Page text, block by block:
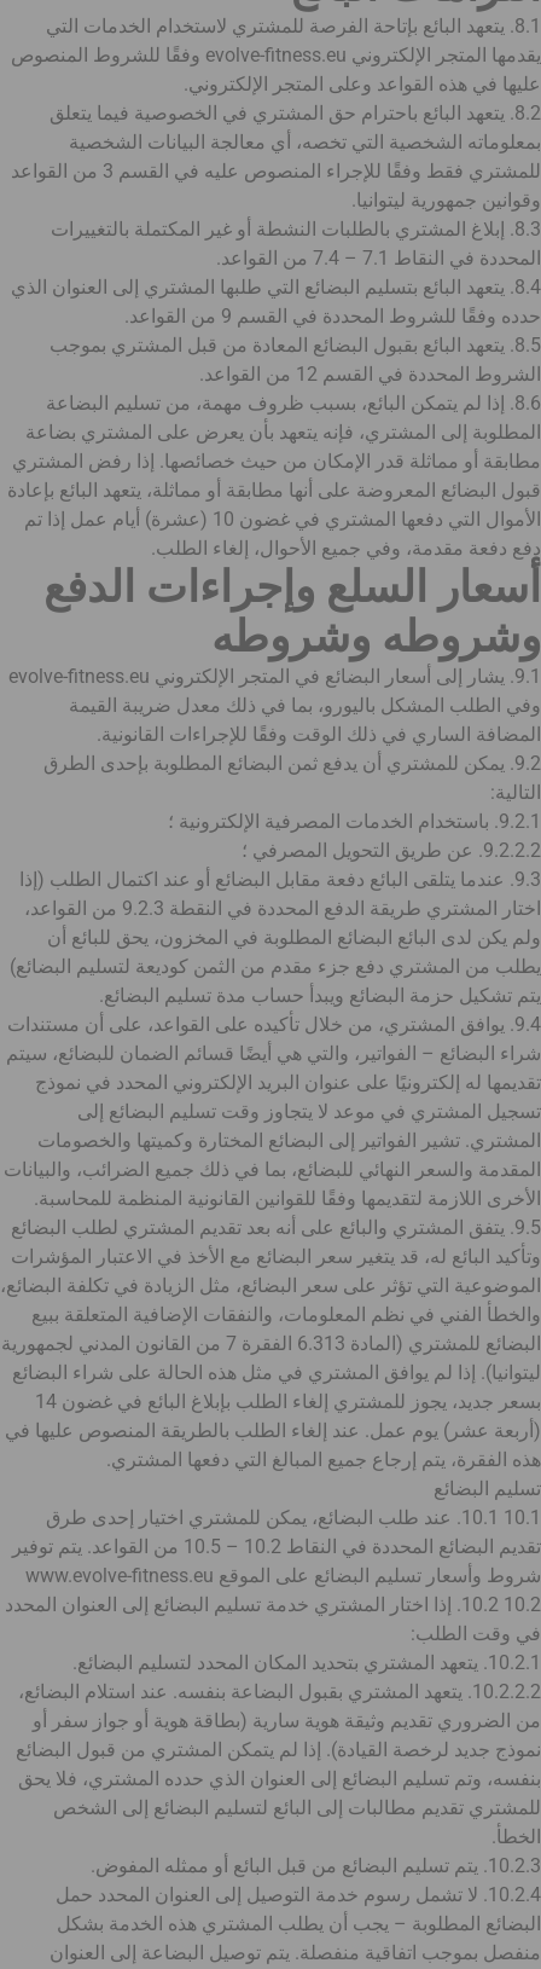
8.1. يتعهد البائع بإتاحة الفرصة للمشتري لاستخدام الخدمات التي
يقدمها المتجر الإلكتروني evolve-fitness.eu وفقًا للشروط المنصوص
عليها في هذه القواعد وعلى المتجر الإلكتروني.
8.2. يتعهد البائع باحترام حق المشتري في الخصوصية فيما يتعلق
بمعلوماته الشخصية التي تخصه، أي معالجة البيانات الشخصية
للمشتري فقط وفقًا للإجراء المنصوص عليه في القسم 3 من القواعد
وقوانين جمهورية ليتوانيا.
8.3. إبلاغ المشتري بالطلبات النشطة أو غير المكتملة بالتغييرات
المحددة في النقاط 7.1 – 7.4 من القواعد.
8.4. يتعهد البائع بتسليم البضائع التي طلبها المشتري إلى العنوان الذي
حدده وفقًا للشروط المحددة في القسم 9 من القواعد.
8.5. يتعهد البائع بقبول البضائع المعادة من قبل المشتري بموجب
الشروط المحددة في القسم 12 من القواعد.
8.6. إذا لم يتمكن البائع، بسبب ظروف مهمة، من تسليم البضاعة
المطلوبة إلى المشتري، فإنه يتعهد بأن يعرض على المشتري بضاعة
مطابقة أو مماثلة قدر الإمكان من حيث خصائصها. إذا رفض المشتري
قبول البضائع المعروضة على أنها مطابقة أو مماثلة، يتعهد البائع بإعادة
الأموال التي دفعها المشتري في غضون 10 (عشرة) أيام عمل إذا تم
دفع دفعة مقدمة، وفي جميع الأحوال، إلغاء الطلب.
أسعار السلع وإجراءات الدفع
وشروطه وشروطه
9.1. يشار إلى أسعار البضائع في المتجر الإلكتروني evolve-fitness.eu
وفي الطلب المشكل باليورو، بما في ذلك معدل ضريبة القيمة
المضافة الساري في ذلك الوقت وفقًا للإجراءات القانونية.
9.2. يمكن للمشتري أن يدفع ثمن البضائع المطلوبة بإحدى الطرق
التالية:
9.2.1. باستخدام الخدمات المصرفية الإلكترونية ؛
9.2.2.2. عن طريق التحويل المصرفي ؛
9.3. عندما يتلقى البائع دفعة مقابل البضائع أو عند اكتمال الطلب (إذا
اختار المشتري طريقة الدفع المحددة في النقطة 9.2.3 من القواعد،
ولم يكن لدى البائع البضائع المطلوبة في المخزون، يحق للبائع أن
يطلب من المشتري دفع جزء مقدم من الثمن كوديعة لتسليم البضائع)
يتم تشكيل حزمة البضائع ويبدأ حساب مدة تسليم البضائع.
9.4. يوافق المشتري، من خلال تأكيده على القواعد، على أن مستندات
شراء البضائع – الفواتير، والتي هي أيضًا قسائم الضمان للبضائع، سيتم
تقديمها له إلكترونيًا على عنوان البريد الإلكتروني المحدد في نموذج
تسجيل المشتري في موعد لا يتجاوز وقت تسليم البضائع إلى
المشتري. تشير الفواتير إلى البضائع المختارة وكميتها والخصومات
المقدمة والسعر النهائي للبضائع، بما في ذلك جميع الضرائب، والبيانات
الأخرى اللازمة لتقديمها وفقًا للقوانين القانونية المنظمة للمحاسبة.
9.5. يتفق المشتري والبائع على أنه بعد تقديم المشتري لطلب البضائع
وتأكيد البائع له، قد يتغير سعر البضائع مع الأخذ في الاعتبار المؤشرات
الموضوعية التي تؤثر على سعر البضائع، مثل الزيادة في تكلفة البضائع،
والخطأ الفني في نظم المعلومات، والنفقات الإضافية المتعلقة ببيع
البضائع للمشتري (المادة 6.313 الفقرة 7 من القانون المدني لجمهورية
ليتوانيا). إذا لم يوافق المشتري في مثل هذه الحالة على شراء البضائع
بسعر جديد، يجوز للمشتري إلغاء الطلب بإبلاغ البائع في غضون 14
(أربعة عشر) يوم عمل. عند إلغاء الطلب بالطريقة المنصوص عليها في
هذه الفقرة، يتم إرجاع جميع المبالغ التي دفعها المشتري.
تسليم البضائع
10.1 10.1. عند طلب البضائع، يمكن للمشتري اختيار إحدى طرق
تقديم البضائع المحددة في النقاط 10.2 – 10.5 من القواعد. يتم توفير
شروط وأسعار تسليم البضائع على الموقع www.evolve-fitness.eu
10.2 10.2. إذا اختار المشتري خدمة تسليم البضائع إلى العنوان المحدد
في وقت الطلب:
10.2.1. يتعهد المشتري بتحديد المكان المحدد لتسليم البضائع.
10.2.2.2. يتعهد المشتري بقبول البضاعة بنفسه. عند استلام البضائع،
من الضروري تقديم وثيقة هوية سارية (بطاقة هوية أو جواز سفر أو
نموذج جديد لرخصة القيادة). إذا لم يتمكن المشتري من قبول البضائع
بنفسه، وتم تسليم البضائع إلى العنوان الذي حدده المشتري، فلا يحق
للمشتري تقديم مطالبات إلى البائع لتسليم البضائع إلى الشخص
الخطأ.
10.2.3. يتم تسليم البضائع من قبل البائع أو ممثله المفوض.
10.2.4. لا تشمل رسوم خدمة التوصيل إلى العنوان المحدد حمل
البضائع المطلوبة – يجب أن يطلب المشتري هذه الخدمة بشكل
منفصل بموجب اتفاقية منفصلة. يتم توصيل البضاعة إلى العنوان